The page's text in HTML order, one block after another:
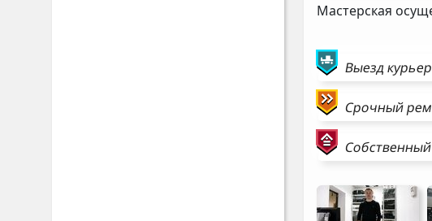
Мастерская
Выезд
Срочный